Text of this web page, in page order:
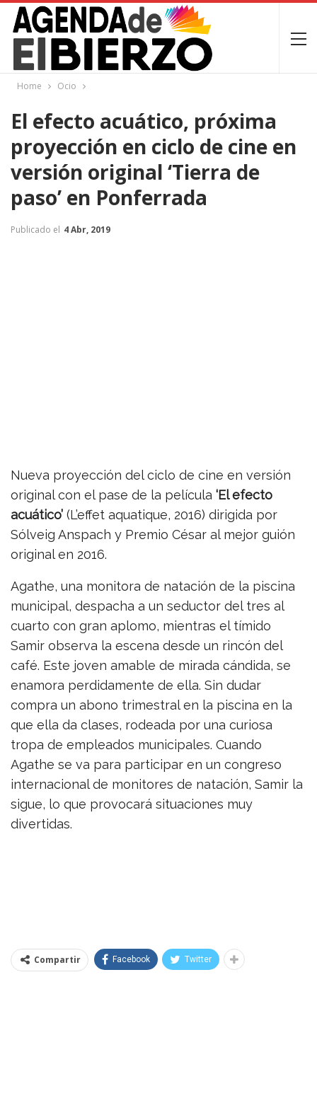
Home Ocio
El efecto acuático, próxima
proyección en ciclo de cine en
versión original ‘Tierra de
paso’ en Ponferrada
Publicado el 4 Abr, 2019
Nueva proyección del ciclo de cine en versión
original con el pase de la película ‘El efecto
acuático’ (L’effet aquatique, 2016) dirigida por
Sólveig Anspach y Premio César al mejor guión
original en 2016.
Agathe, una monitora de natación de la piscina
municipal, despacha a un seductor del tres al
cuarto con gran aplomo, mientras el tímido
Samir observa la escena desde un rincón del
café. Este joven amable de mirada cándida, se
enamora perdidamente de ella. Sin dudar
compra un abono trimestral en la piscina en la
que ella da clases, rodeada por una curiosa
tropa de empleados municipales. Cuando
Agathe se va para participar en un congreso
internacional de monitores de natación, Samir la
sigue, lo que provocará situaciones muy
divertidas.
Compartir Facebook Twitter